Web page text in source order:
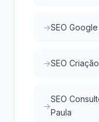
SEO
SEO
SEO
Paula